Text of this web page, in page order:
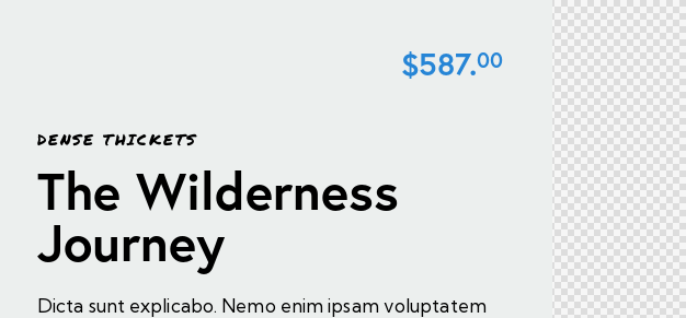
$587.00
DENSE THICKETS
The Wilderness
Journey
Dicta sunt explicabo. Nemo enim ipsam voluptatem